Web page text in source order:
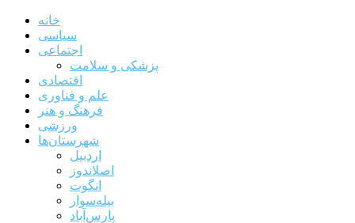
خانه
سیاسی
اجتماعی
پزشکی و سلامت
اقتصادی
علم و فناوری
فرهنگ و هنر
ورزشی
شهرستان‌ها
اردبیل
اصلاندوز
انگوت
بیله‌سوار
پارس‌آباد